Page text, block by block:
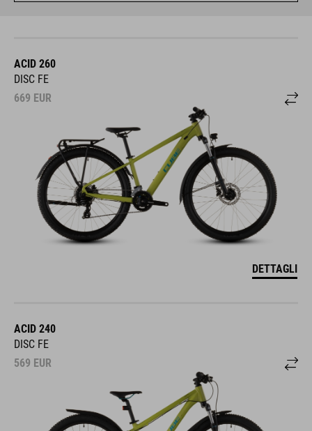
ACID 260
DISC FE
669 EUR
DETTAGLI
ACID 240
DISC FE
569 EUR